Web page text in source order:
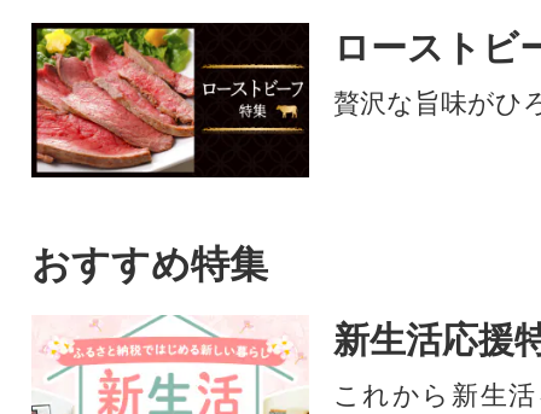
ローストビ
贅沢な旨味がひ
おすすめ特集
新生活応援
これから新生